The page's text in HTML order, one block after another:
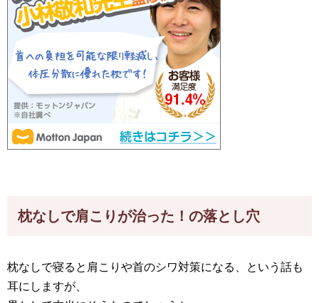
枕なしで肩こりが治った！の落とし穴
枕なしで寝ると肩こりや首のシワ対策になる、という話も
耳にしますが、